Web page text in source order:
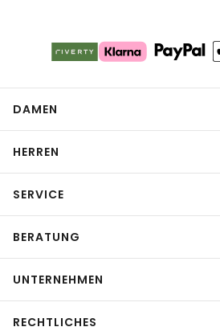
DAMEN
HERREN
SERVICE
BERATUNG
UNTERNEHMEN
RECHTLICHES